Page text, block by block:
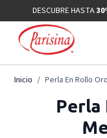
Ir al contenidoDESCUBRE HASTA
Inicio / Perla En Rollo
Perla